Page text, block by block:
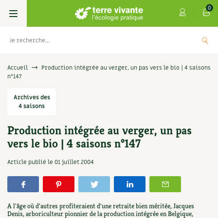
0
Livres
Techniques de jardinage
Verger, arbres
Petit élevage
Aménagement jardin
Se réabonner
Offrir un abonnement
Les numéros
4 saisons
Graines, semences
Potagères
Aromatiques
Florales
Cartes cadeau
Centre Terre vivante
Découvrir le Centre
Visiter en famille, entre amis
Infos & conseils
Jardin bio
Parole libre
Accueil
Production intégrée au verger, un pas vers le bio | 4 saisons
n°147
Archives des
4 saisons
Production intégrée au verger, un pas
vers le bio | 4 saisons n°147
Article publié le 01 juillet 2004
A l'âge où d'autres profiteraient d'une retraite bien méritée, Jacques
Denis, arboriculteur pionnier de la production intégrée en Belgique,
Terre vivante : Les
+ AJOUTER